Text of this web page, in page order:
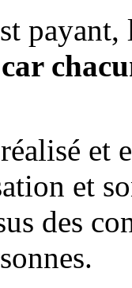
payant,
et
et
des